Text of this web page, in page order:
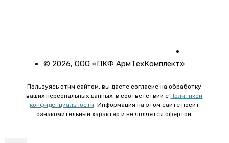
© 2026, ООО «ПКФ АрмТехКомплект»
Пользуясь этим сайтом, вы даете согласие на обработку
ваших персональных данных, в соответствии сПолитикой
конфиденциальности. Информация на этом сайте носит
ознакомительный характер и не является офертой.